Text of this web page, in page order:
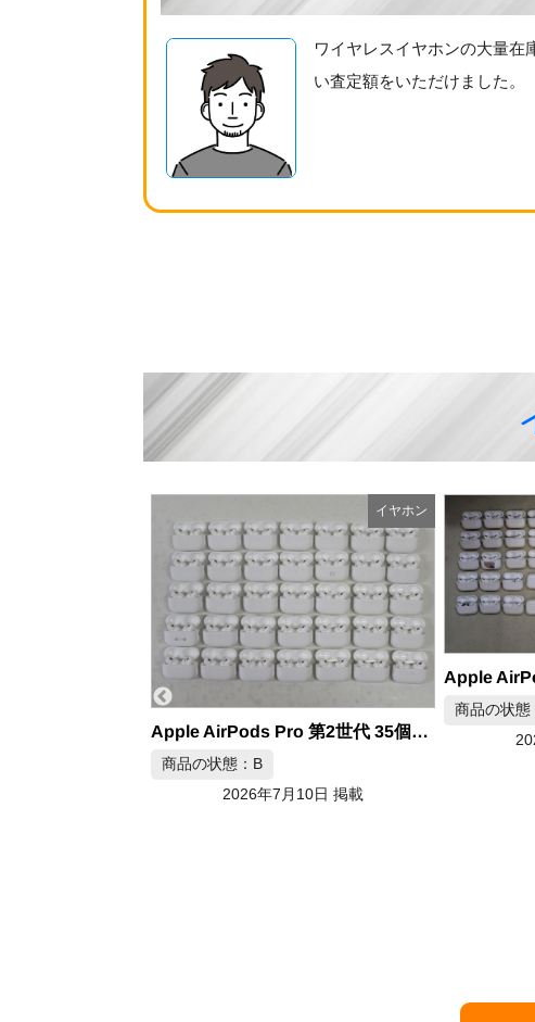
ワイヤレスイヤホンの大量在
い査定額をいただけました。
イヤホン
Apple AirPods Pro 第2世代 AirPods3 AirPods4 30個セット
商品の状態：C
2026年7月10日 掲載